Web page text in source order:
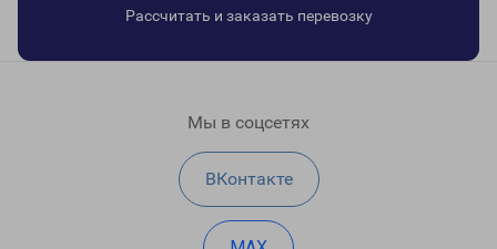
Рассчитать и заказать перевозку
Мы в соцсетях
ВКонтакте